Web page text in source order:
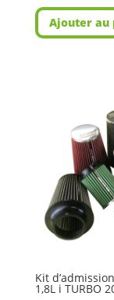
Ajouter au
Kit
1,8L i TURBO